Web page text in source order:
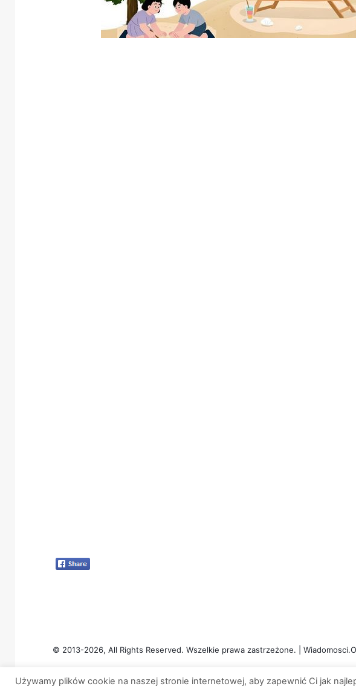
© 2013-2026, All Rights Reserved. Wszelkie prawa zastrzeżone. |
Używamy plików cookie na naszej stronie internetowej, aby zapewnić Ci jak